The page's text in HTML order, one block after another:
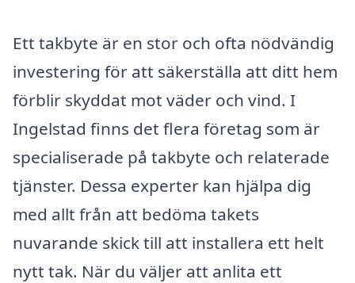
Ett takbyte är en stor och ofta nödvändig
investering för att säkerställa att ditt hem
förblir skyddat mot väder och vind. I
Ingelstad finns det flera företag som är
specialiserade på takbyte och relaterade
tjänster. Dessa experter kan hjälpa dig
med allt från att bedöma takets
nuvarande skick till att installera ett helt
nytt tak. När du väljer att anlita ett